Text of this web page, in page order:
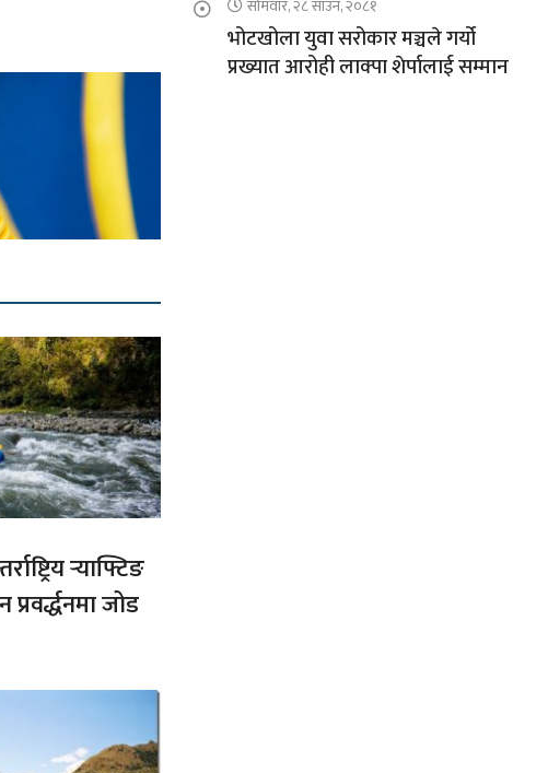
र्‍याफ्टिङ
जोड
सोमवार, २८ साउन, २०८१
भोटखोला युवा सरोकार मञ्चले गर्यो
प्रख्यात आरोही लाक्पा शेर्पालाई सम्मान